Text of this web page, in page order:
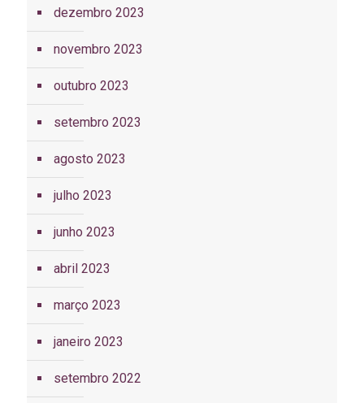
dezembro 2023
novembro 2023
outubro 2023
setembro 2023
agosto 2023
julho 2023
junho 2023
abril 2023
março 2023
janeiro 2023
setembro 2022